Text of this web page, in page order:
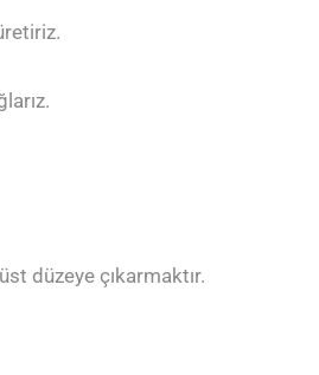
düzeye çıkarmaktır.